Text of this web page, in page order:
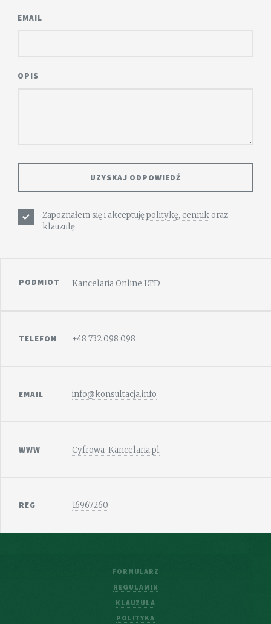
EMAIL
OPIS
Zapoznałem się i akceptujępolitykę, cennik oraz
klauzulę.
PODMIOT Kancelaria Online LTD
TELEFON +48 732 098 098
EMAIL info@konsultacja.info
WWW Cyfrowa-Kancelaria.pl
REG 16967260
FORMULARZ
REGULAMIN
KLAUZULA
POLITYKA